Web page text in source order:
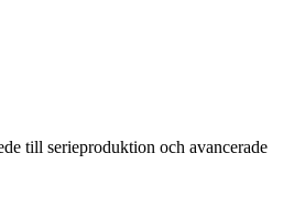
till serieproduktion och avancerade